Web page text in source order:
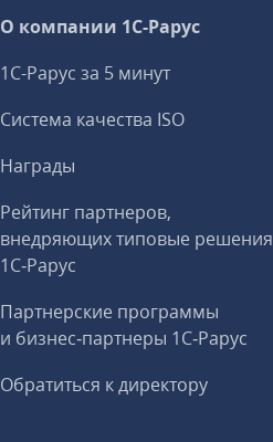
О компании 1C-Рарус
1С-Рарус за 5 минут
Система качества ISO
Награды
Рейтинг партнеров,
внедряющих типовые решения
1С‑Рарус
Партнерские программы
и бизнес‑партнеры 1С‑Рарус
Обратиться к директору